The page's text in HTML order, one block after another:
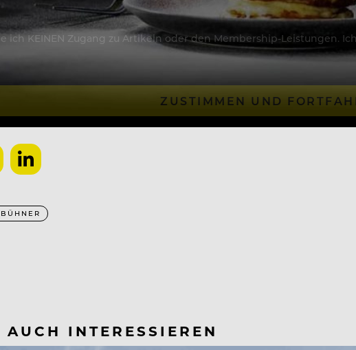
ich KEINEN Zugang zu Artikeln oder den Membership-Leistungen.
ZUSTIMMEN UND
INTERESSIEREN